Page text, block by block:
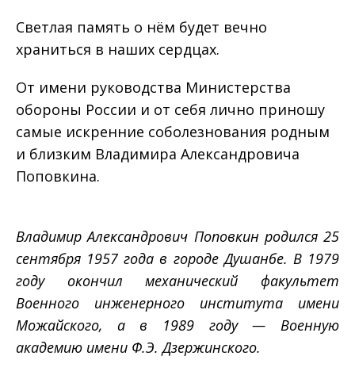
Светлая память о нём будет вечно
храниться в наших сердцах.
От имени руководства Министерства
обороны России и от себя лично приношу
самые искренние соболезнования родным
и близким Владимира Александровича
Поповкина.
Владимир Александрович Поповкин родился 25
сентября 1957 года в городе Душанбе. В 1979
году окончил механический факультет
Военного инженерного института имени
Можайского, а в 1989 году — Военную
академию имени Ф.Э. Дзержинского.